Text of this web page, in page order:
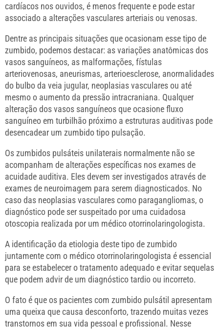
cardíacos nos ouvidos, é menos frequente e pode estar
associado a alterações vasculares arteriais ou venosas.
Dentre as principais situações que ocasionam esse tipo de
zumbido, podemos destacar: as variações anatômicas dos
vasos sanguíneos, as malformações, fístulas
arteriovenosas, aneurismas, arterioesclerose, anormalidades
do bulbo da veia jugular, neoplasias vasculares ou até
mesmo o aumento da pressão intracraniana. Qualquer
alteração dos vasos sanguíneos que ocasione fluxo
sanguíneo em turbilhão próximo a estruturas auditivas pode
desencadear um zumbido tipo pulsação.
Os zumbidos pulsáteis unilaterais normalmente não se
acompanham de alterações específicas nos exames de
acuidade auditiva. Eles devem ser investigados através de
exames de neuroimagem para serem diagnosticados. No
caso das neoplasias vasculares como paragangliomas, o
diagnóstico pode ser suspeitado por uma cuidadosa
otoscopia realizada por um médico otorrinolaringologista.
A identificação da etiologia deste tipo de zumbido
juntamente com o médico otorrinolaringologista é essencial
para se estabelecer o tratamento adequado e evitar sequelas
que podem advir de um diagnóstico tardio ou incorreto.
O fato é que os pacientes com zumbido pulsátil apresentam
uma queixa que causa desconforto, trazendo muitas vezes
transtornos em sua vida pessoal e profissional. Nesse